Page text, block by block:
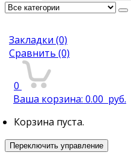
Закладки (0)
Сравнить (0)
0
Ваша корзина: 0.00 руб.
Корзина пуста.
Переключить управление